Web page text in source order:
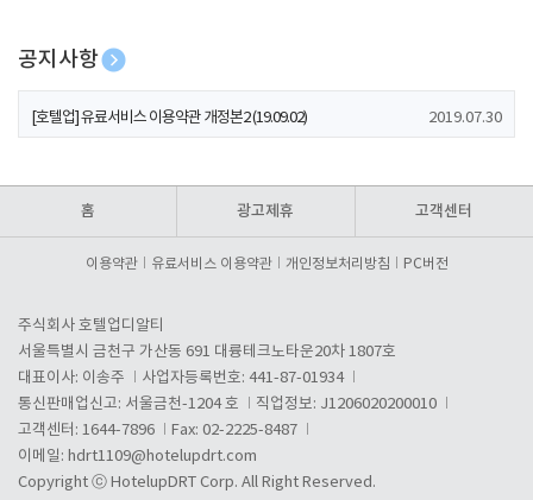
공지사항
[호텔업] 개인정보 처리방침 개정본1 (19.09.02)
[호텔업] 유료서비스 이용약관 개정본2 (19.09.02) 2019.07.30
홈 광고제휴 고객센터
이용약관 유료서비스 이용약관 개인정보처리방침 PC버전
주식회사 호텔업디알티
서울특별시 금천구 가산동 691 대륭테크노타운20차 1807호
대표이사: 이송주
사업자등록번호: 441-87-01934
통신판매업신고: 서울금천-1204 호
직업정보: J1206020200010
고객센터: 1644-7896
Fax: 02-2225-8487
이메일: hdrt1109@hotelupdrt.com
Copyright ⓒ HotelupDRT Corp. All Right Reserved.